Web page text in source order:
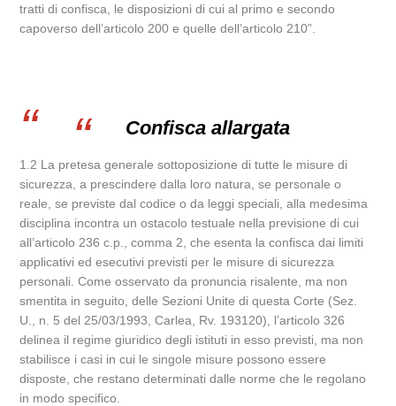
tratti di confisca, le disposizioni di cui al primo e secondo
capoverso dell’articolo 200 e quelle dell’articolo 210”.
Confisca allargata
1.2 La pretesa generale sottoposizione di tutte le misure di
sicurezza, a prescindere dalla loro natura, se personale o
reale, se previste dal codice o da leggi speciali, alla medesima
disciplina incontra un ostacolo testuale nella previsione di cui
all’articolo 236 c.p., comma 2, che esenta la confisca dai limiti
applicativi ed esecutivi previsti per le misure di sicurezza
personali. Come osservato da pronuncia risalente, ma non
smentita in seguito, delle Sezioni Unite di questa Corte (Sez.
U., n. 5 del 25/03/1993, Carlea, Rv. 193120), l’articolo 326
delinea il regime giuridico degli istituti in esso previsti, ma non
stabilisce i casi in cui le singole misure possono essere
disposte, che restano determinati dalle norme che le regolano
in modo specifico.